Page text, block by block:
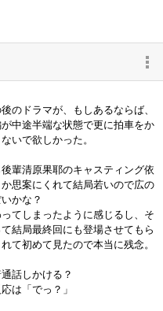
のドラマが、もしあるならば、
中途半端な状態で更に拍車をか
いで欲しかった。
輩清原果耶のキャスティング依
思案にくれて結局若いので広の
かな？
てしまったように感じるし、そ
結局最終回にも登場させてもら
て初めて見たので本当に残念。
話しかける？
は「でっ？」